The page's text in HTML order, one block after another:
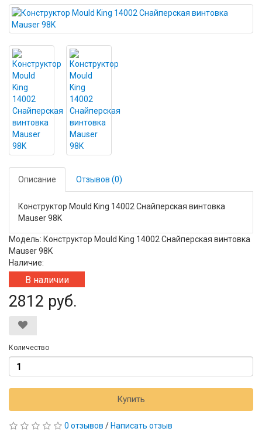
Описание Отзывов (0)
Конструктор Mould King 14002 Снайперская винтовка
Mauser 98K
Модель: Конструктор Mould King 14002 Снайперская винтовка
Mauser 98K
Наличие:
В наличии
2812 руб.
Количество
Купить
0 отзывов / Написать отзыв